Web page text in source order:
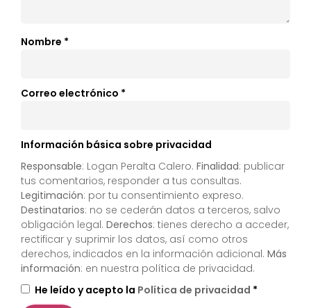
Nombre *
Correo electrónico *
Información básica sobre privacidad
Responsable: Logan Peralta Calero. Finalidad: publicar
tus comentarios, responder a tus consultas.
Legitimación: por tu consentimiento expreso.
Destinatarios: no se cederán datos a terceros, salvo
obligación legal. Derechos: tienes derecho a acceder,
rectificar y suprimir los datos, así como otros
derechos, indicados en la información adicional. Más
información: en nuestra política de privacidad.
He leído y acepto la Política de privacidad *